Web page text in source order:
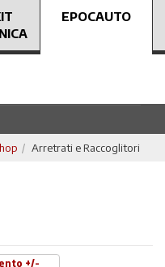
EPOCAUTO
Arretrati e Raccoglitori
+/-